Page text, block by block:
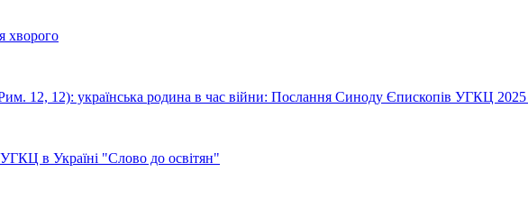
хворого
12, 12): українська родина в час війни: Послання Синоду Єпископів УГКЦ
в Україні "Слово до освітян"